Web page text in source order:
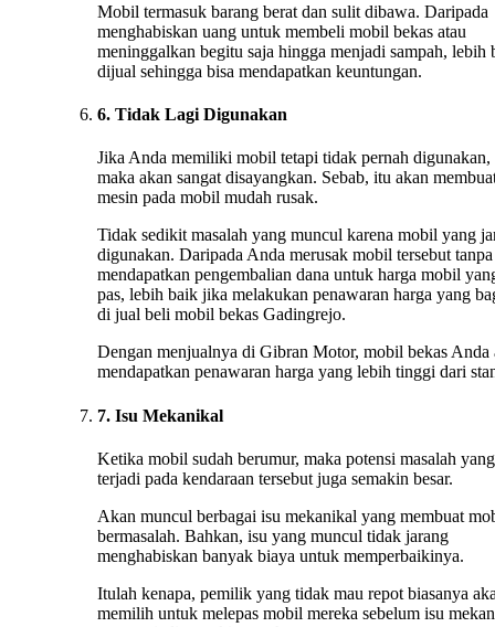
Mobil termasuk barang berat dan sulit dibawa. Daripada
menghabiskan uang untuk membeli mobil bekas atau
meninggalkan begitu saja hingga menjadi sampah, lebih
dijual sehingga bisa mendapatkan keuntungan.
6. Tidak Lagi Digunakan
Jika Anda memiliki mobil tetapi tidak pernah digunakan,
maka akan sangat disayangkan. Sebab, itu akan
mesin pada mobil mudah rusak.
Tidak sedikit masalah yang muncul karena mobil yang
digunakan. Daripada Anda merusak mobil tersebut tanpa
mendapatkan pengembalian dana untuk harga mobil
pas, lebih baik jika melakukan penawaran harga yang
di jual beli mobil bekas Gadingrejo.
Dengan menjualnya di Gibran Motor, mobil bekas Anda
mendapatkan penawaran harga yang lebih tinggi dari
7. Isu Mekanikal
Ketika mobil sudah berumur, maka potensi masalah yang
terjadi pada kendaraan tersebut juga semakin besar.
Akan muncul berbagai isu mekanikal yang membuat
bermasalah. Bahkan, isu yang muncul tidak jarang
menghabiskan banyak biaya untuk memperbaikinya.
Itulah kenapa, pemilik yang tidak mau repot biasanya
memilih untuk melepas mobil mereka sebelum isu